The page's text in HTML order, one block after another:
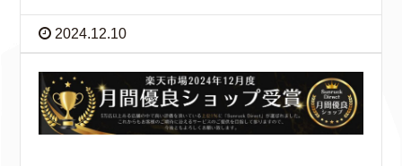
2024.12.10